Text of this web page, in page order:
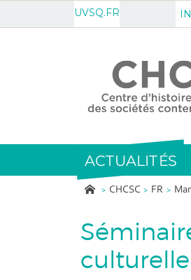
UVSQ.FR
ACTUALITÉS
CHCSC FR
culturelle